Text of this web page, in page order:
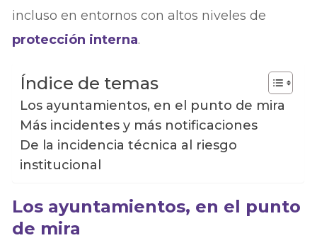
incluso en entornos con altos niveles de
protección interna.
Índice de temas
Los ayuntamientos, en el punto de mira
Más incidentes y más notificaciones
De la incidencia técnica al riesgo
institucional
Los ayuntamientos, en el punto
de mira